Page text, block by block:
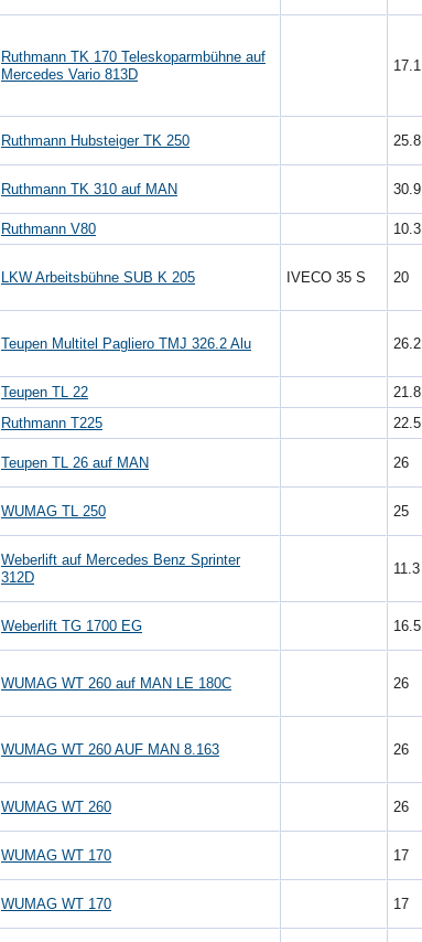
Ruthmann TK 170 Teleskoparmbühne auf
Mercedes Vario 813D
17.1
Ruthmann Hubsteiger TK 250 25.8
Ruthmann TK 310 auf MAN 30.9
Ruthmann V80 10.3
LKW Arbeitsbühne SUB K 205 IVECO 35 S 20
Teupen Multitel Pagliero TMJ 326.2 Alu 26.2
Teupen TL 22 21.8
Ruthmann T225
22.5
Teupen TL 26 auf MAN 26
WUMAG TL 250 25
Weberlift auf Mercedes Benz Sprinter
312D
11.3
Weberlift TG 1700 EG 16.5
WUMAG WT 260 auf MAN LE 180C 26
WUMAG WT 260 AUF MAN 8.163 26
WUMAG WT 260 26
WUMAG WT 170 17
WUMAG WT 170 17